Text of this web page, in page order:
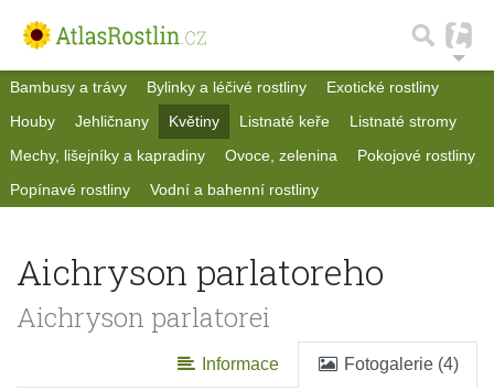
Bambusy a trávy Bylinky a léčivé rostliny
Exotické rostliny
Houby
Jehličnany Květiny Listnaté keře
Listnaté stromy
Mechy, lišejníky a kapradiny
Ovoce, zelenina
Pokojové rostliny
Popínavé rostliny
Vodní a bahenní rostliny
Aichryson parlatoreho
Aichryson parlatorei
Informace Fotogalerie (4)